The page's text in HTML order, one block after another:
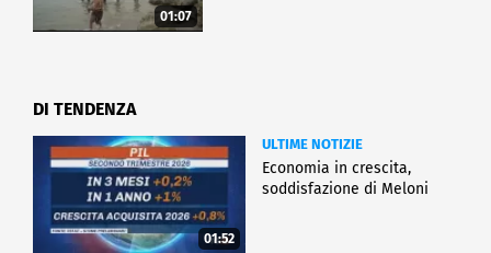
01:07
DI TENDENZA
01:52
ULTIME NOTIZIE
Economia in crescita,
soddisfazione di Meloni